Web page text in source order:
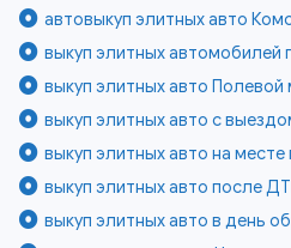
автовыкуп элитных авто
выкуп элитных автомобилей
выкуп элитных авто Полевой
выкуп элитных авто с
выкуп элитных авто на месте
выкуп элитных авто после
выкуп элитных авто в день